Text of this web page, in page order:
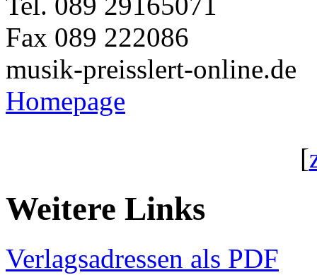
Fax 089 222086
musik-preisslert-online.de
Homepage
[
Weitere Links
Verlagsadressen als PDF